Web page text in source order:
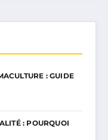
: GUIDE
: POURQUOI